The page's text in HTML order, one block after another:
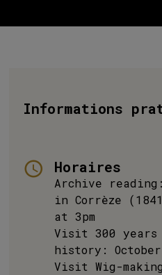
Informations
Horaires
Archive
in Corrèze
at 3pm
Visit 300
history:
Visit Wig-